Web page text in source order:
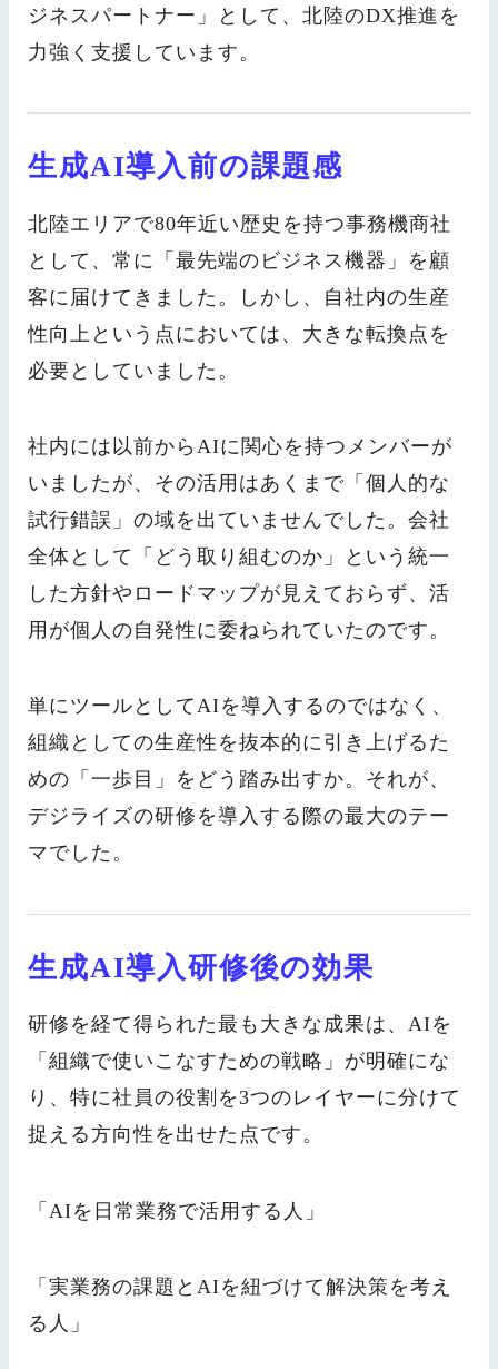
ジネスパートナー」として、北陸のDX推進を
力強く支援しています。
生成AI導入前の課題感
北陸エリアで80年近い歴史を持つ事務機商社
として、常に「最先端のビジネス機器」を顧
客に届けてきました。しかし、自社内の生産
性向上という点においては、大きな転換点を
必要としていました。
社内には以前からAIに関心を持つメンバーが
いましたが、その活用はあくまで「個人的な
試行錯誤」の域を出ていませんでした。会社
全体として「どう取り組むのか」という統一
した方針やロードマップが見えておらず、活
用が個人の自発性に委ねられていたのです。
単にツールとしてAIを導入するのではなく、
組織としての生産性を抜本的に引き上げるた
めの「一歩目」をどう踏み出すか。それが、
デジライズの研修を導入する際の最大のテー
マでした。
生成AI導入研修後の効果
研修を経て得られた最も大きな成果は、AIを
「組織で使いこなすための戦略」が明確にな
り、特に社員の役割を3つのレイヤーに分けて
捉える方向性を出せた点です。
「AIを日常業務で活用する人」
「実業務の課題とAIを紐づけて解決策を考え
る人」